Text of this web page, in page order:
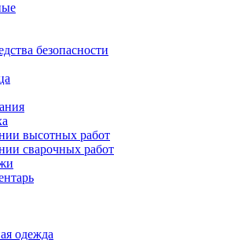
безопасности
высотных работ
сварочных работ
одежда